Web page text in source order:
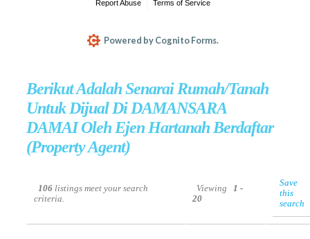
Berikut Adalah Senarai Rumah/Tanah
Untuk Dijual Di DAMANSARA
DAMAI Oleh Ejen Hartanah Berdaftar
(Property Agent)
106listings meet your search
criteria.
Viewing
1 -
20
Save
this
search